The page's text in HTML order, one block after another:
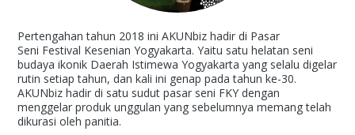
Pertengahan tahun 2018 ini AKUNbiz hadir di Pasar
Seni Festival Kesenian Yogyakarta. Yaitu satu helatan seni
budaya ikonik Daerah Istimewa Yogyakarta yang selalu digelar
rutin setiap tahun, dan kali ini genap pada tahun ke-30.
AKUNbiz hadir di satu sudut pasar seni FKY dengan
menggelar produk unggulan yang sebelumnya memang telah
dikurasi oleh panitia.